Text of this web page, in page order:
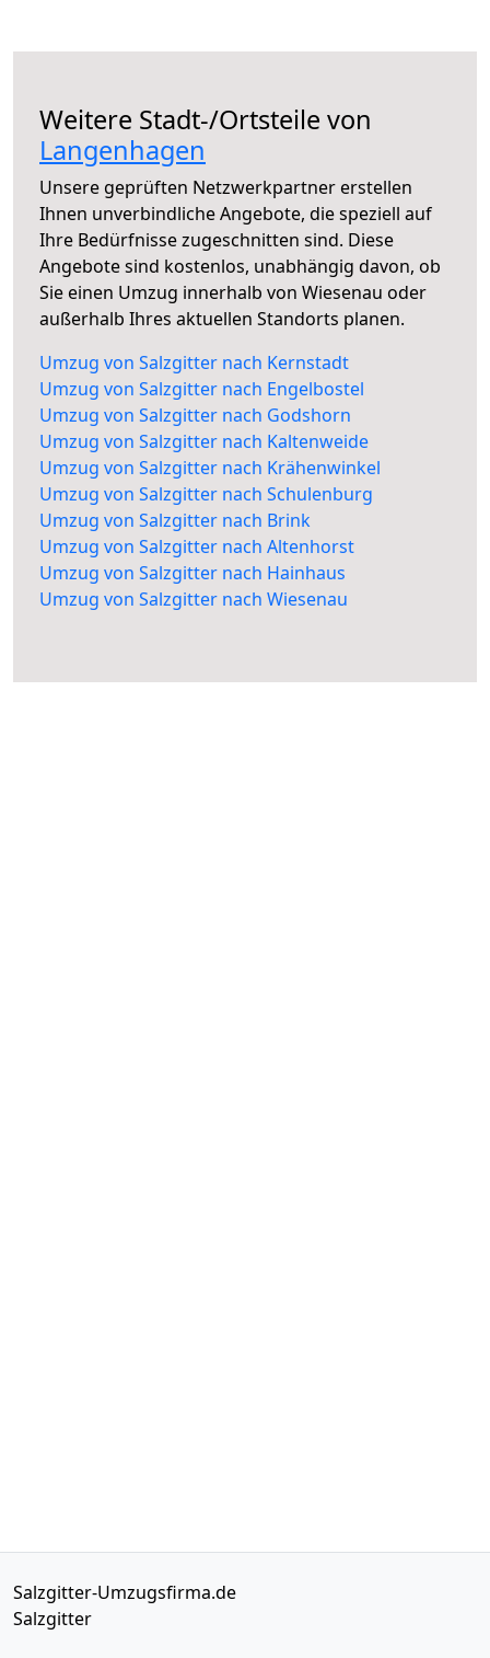
Weitere Stadt-/Ortsteile von
Langenhagen
Unsere geprüften Netzwerkpartner erstellen
Ihnen unverbindliche Angebote, die speziell auf
Ihre Bedürfnisse zugeschnitten sind. Diese
Angebote sind kostenlos, unabhängig davon, ob
Sie einen Umzug innerhalb von Wiesenau oder
außerhalb Ihres aktuellen Standorts planen.
Umzug von Salzgitter nach Kernstadt
Umzug von Salzgitter nach Engelbostel
Umzug von Salzgitter nach Godshorn
Umzug von Salzgitter nach Kaltenweide
Umzug von Salzgitter nach Krähenwinkel
Umzug von Salzgitter nach Schulenburg
Umzug von Salzgitter nach Brink
Umzug von Salzgitter nach Altenhorst
Umzug von Salzgitter nach Hainhaus
Umzug von Salzgitter nach Wiesenau
Salzgitter-Umzugsfirma.de
Salzgitter